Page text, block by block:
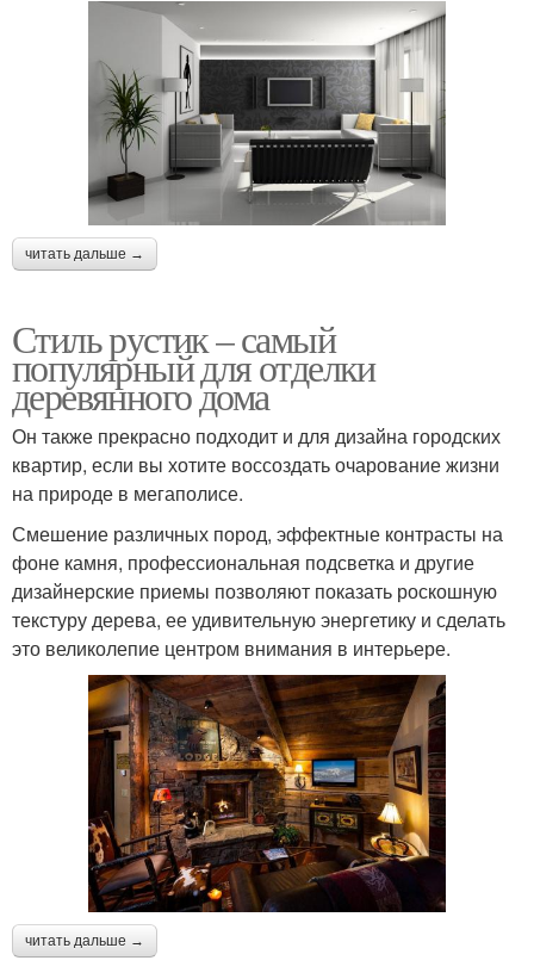
читать дальше →
Стиль рустик – самый
популярный для отделки
деревянного дома
Он также прекрасно подходит и для дизайна городских
квартир, если вы хотите воссоздать очарование жизни
на природе в мегаполисе.
Смешение различных пород, эффектные контрасты на
фоне камня, профессиональная подсветка и другие
дизайнерские приемы позволяют показать роскошную
текстуру дерева, ее удивительную энергетику и сделать
это великолепие центром внимания в интерьере.
читать дальше →